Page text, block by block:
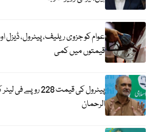
عوام کو جزوی ریلیف، پیٹرول، ڈیزل
قیمتوں میں کمی
پیٹرول کی قیمت 228
الرحمان